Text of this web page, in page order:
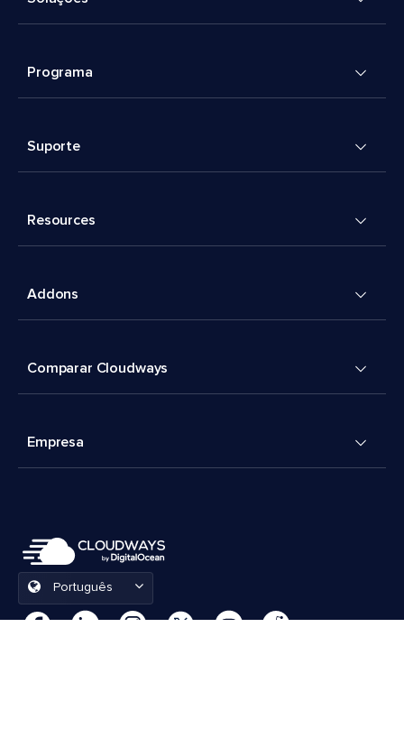
Programa
Suporte
Resources
Addons
Comparar Cloudways
Empresa
Português